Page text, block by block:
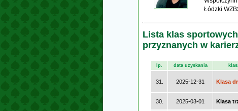
Łódzki
Lista klas sportowych
przyznanych w
lp. data uzyskania
31. 2025-12-31 Klasa
30. 2025-03-01 Klasa